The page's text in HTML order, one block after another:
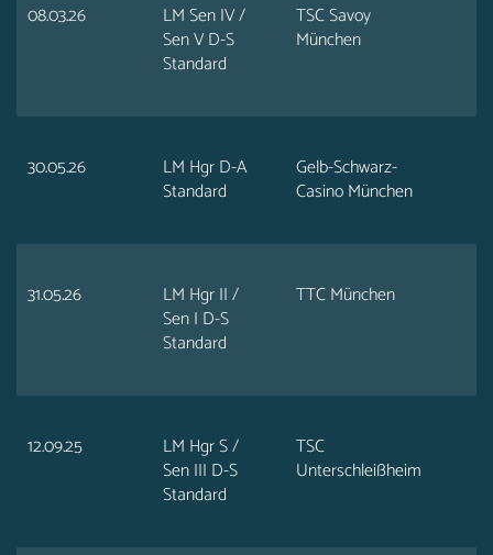
08.03.26
LM Sen IV /
Sen V D-S
Standard
TSC Savoy
München
30.05.26
LM Hgr D-A
Standard
Gelb-Schwarz-
Casino München
31.05.26
LM Hgr II /
Sen I D-S
Standard
TTC München
12.09.25
LM Hgr S /
Sen III D-S
Standard
TSC
Unterschleißheim